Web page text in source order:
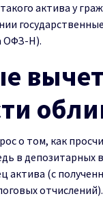
актива у
ОФЗ-Н).
о том, как
в депозитарных
актива (с
отчислений).